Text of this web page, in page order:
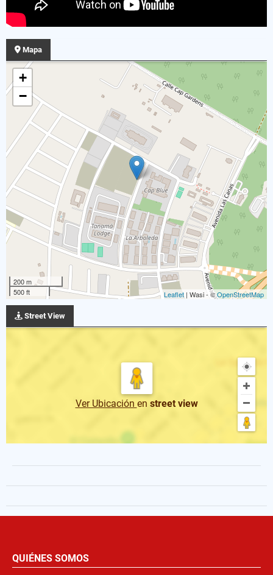
Mapa
+
−
200 m
500 ft
Leaflet | Wasi - ©OpenStreetMap
Street View
Ver Ubicación en street view
QUIÉNES SOMOS